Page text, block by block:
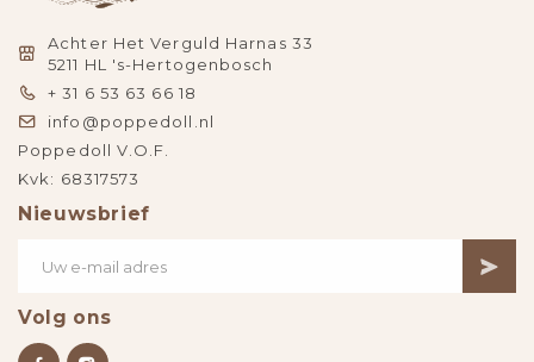
Achter Het Verguld Harnas 33
5211 HL 's-Hertogenbosch
+ 31 6 53 63 66 18
info@poppedoll.nl
Poppedoll V.O.F.
Kvk: 68317573
Nieuwsbrief
Volg ons